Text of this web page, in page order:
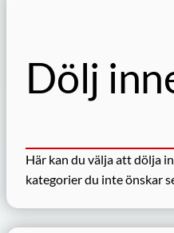
Dölj
Här kan du välja att dölja
kategorier du inte önskar